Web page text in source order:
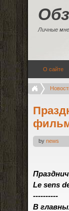
Личные
О сайте
by news
Le sens
----------
В